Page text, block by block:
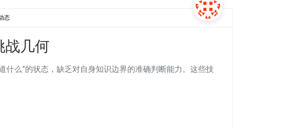
态
战几何
什么”的状态，缺乏对自身知识边界的准确判断能力。这些技